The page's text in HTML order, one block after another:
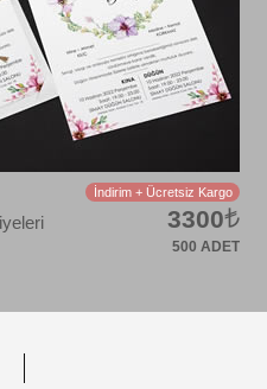
Kodu: RB633
İndirim + Ücretsiz Kargo
3300
500 ADET